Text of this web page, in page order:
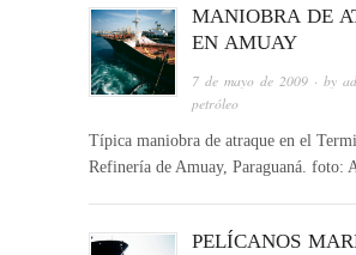
MANIOBRA DE
EN AMUAY
7 de mayo de 2009 · by
petróleo
Típica maniobra de atraque en el
Refinería de Amuay, Paraguaná. foto:
PELÍCANOS